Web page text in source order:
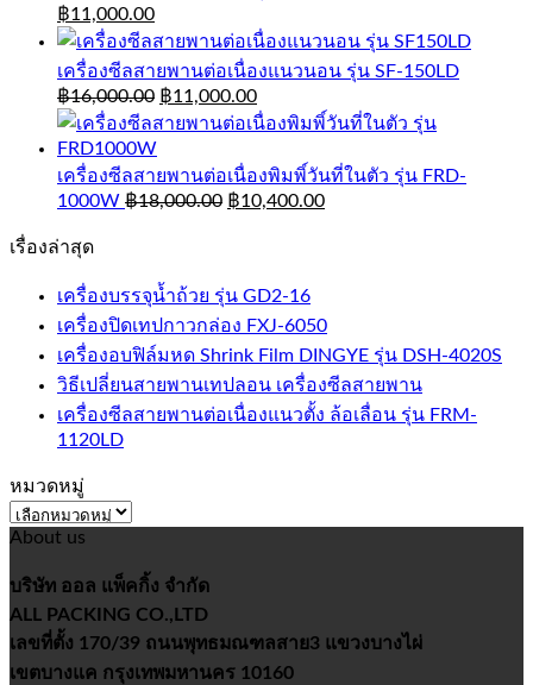
฿11,000.00
เครื่องซีลสายพานต่อเนื่องแนวนอน รุ่น SF-150LD
฿16,000.00 ฿11,000.00
เครื่องซีลสายพานต่อเนื่องพิมพิ์วันที่ในตัว รุ่น FRD-
1000W ฿18,000.00 ฿10,400.00
เรื่องล่าสุด
เครื่องบรรจุน้ำถ้วย รุ่น GD2-16
เครื่องปิดเทปกาวกล่อง FXJ-6050
เครื่องอบฟิล์มหด Shrink Film DINGYE รุ่น DSH-4020S
วิธีเปลี่ยนสายพานเทปลอน เครื่องซีลสายพาน
เครื่องซีลสายพานต่อเนื่องแนวตั้ง ล้อเลื่อน รุ่น FRM-
1120LD
หมวดหมู่
หมวด
หมู่
About us
บริษัท ออล แพ็คกิ้ง จำกัด
ALL PACKING CO.,LTD
เลขที่ตั้ง 170/39 ถนนพุทธมณฑลสาย3 แขวงบางไผ่
เขตบางแค กรุงเทพมหานคร 10160